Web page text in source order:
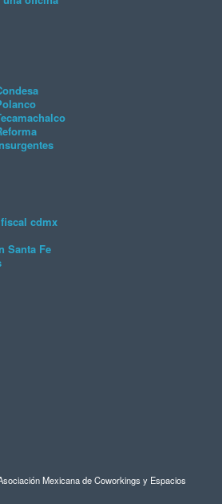
cdmx
Santa Fe
Mexicana de Coworkings y Espacios